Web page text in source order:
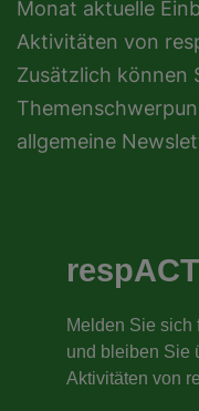
Monat aktuelle
Aktivitäten von
Zusätzlich können
allgemeine